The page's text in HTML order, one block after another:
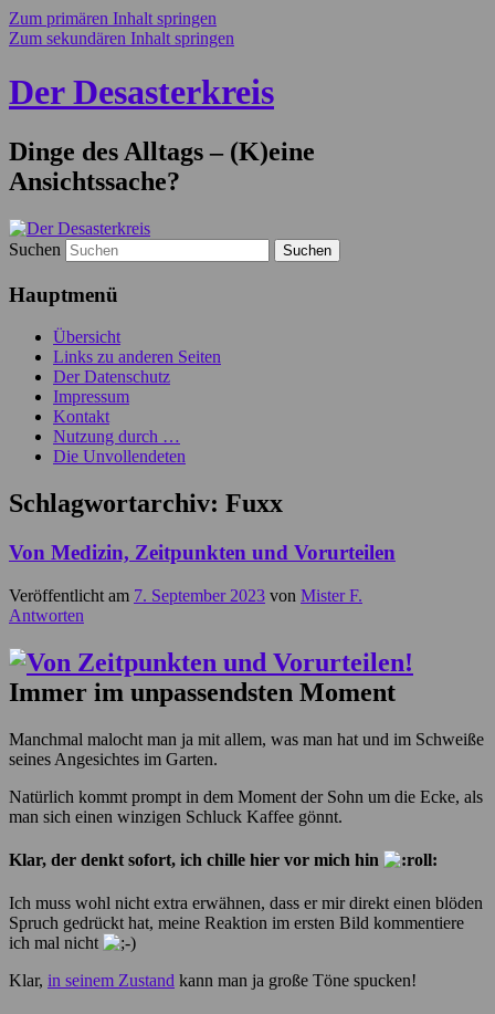
Zum primären Inhalt springen
Zum sekundären Inhalt springen
Der Desasterkreis
Dinge des Alltags – (K)eine
Ansichtssache?
Suchen
Hauptmenü
Übersicht
Links zu anderen Seiten
Der Datenschutz
Impressum
Kontakt
Nutzung durch …
Die Unvollendeten
Schlagwortarchiv: Fuxx
Von Medizin, Zeitpunkten und Vorurteilen
Veröffentlicht am 7. September 2023 von Mister F.
Antworten
Immer im unpassendsten Moment
Manchmal malocht man ja mit allem, was man hat und im Schweiße
seines Angesichtes im Garten.
Natürlich kommt prompt in dem Moment der Sohn um die Ecke, als
man sich einen winzigen Schluck Kaffee gönnt.
Klar, der denkt sofort, ich chille hier vor mich hin
Ich muss wohl nicht extra erwähnen, dass er mir direkt einen blöden
Spruch gedrückt hat, meine Reaktion im ersten Bild kommentiere
ich mal nicht
Klar, in seinem Zustand kann man ja große Töne spucken!